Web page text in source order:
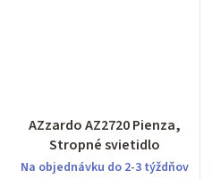
AZzardo AZ2720 Pienza,
Stropné svietidlo
Na objednávku do 2-3 týždňov